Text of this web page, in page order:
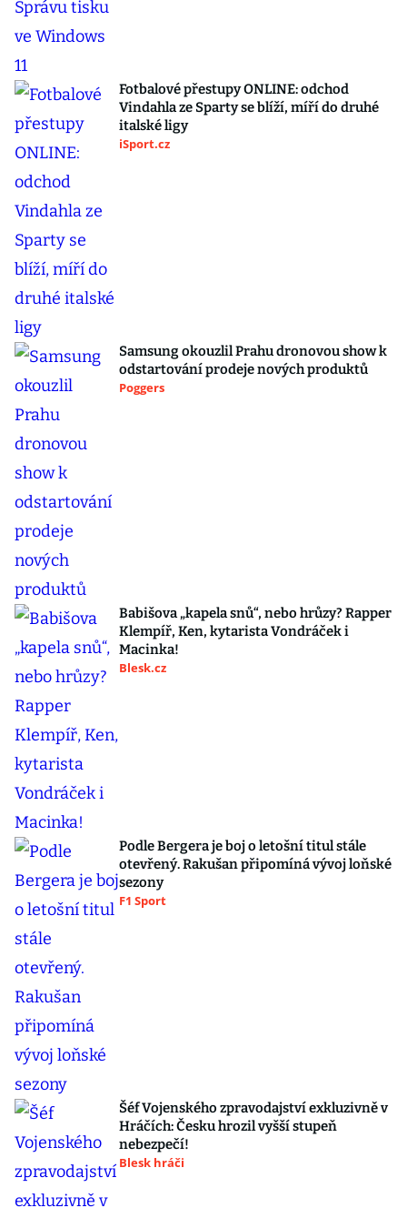
Fotbalové přestupy ONLINE: odchod
Vindahla ze Sparty se blíží, míří do druhé
italské ligy
iSport.cz
Samsung okouzlil Prahu dronovou show k
odstartování prodeje nových produktů
Poggers
Babišova „kapela snů“, nebo hrůzy? Rapper
Klempíř, Ken, kytarista Vondráček i
Macinka!
Blesk.cz
Podle Bergera je boj o letošní titul stále
otevřený. Rakušan připomíná vývoj loňské
sezony
F1 Sport
Šéf Vojenského zpravodajství exkluzivně v
Hráčích: Česku hrozil vyšší stupeň
nebezpečí!
Blesk hráči